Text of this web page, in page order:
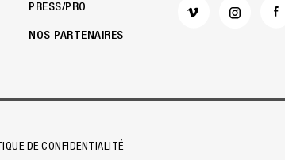
PRESS/PRO
NOS PARTENAIRES
DE CONFIDENTIALITÉ
vos Options